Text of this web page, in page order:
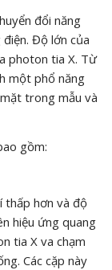
đổi năng
Độ lớn của
photon tia X. Từ
một phổ năng
trong mẫu và
gồm:
thấp hơn và độ
hiệu ứng quang
tia X va chạm
Các cặp này